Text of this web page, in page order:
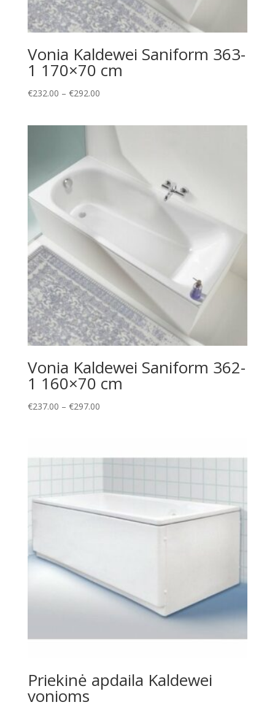
Vonia Kaldewei Saniform 363-
1 170×70 cm
€232.00 – €292.00Price
Vonia Kaldewei Saniform 362-
1 160×70 cm
€237.00 – €297.00Price
€297.00
Priekinė apdaila Kaldewei
vonioms